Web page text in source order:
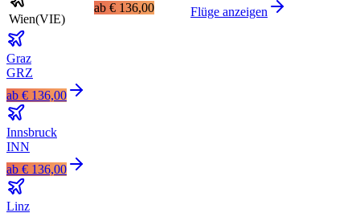
Wien(VIE)
ab € 136,00 Flüge anzeigen
Graz
GRZ
ab € 136,00
Innsbruck
INN
ab € 136,00
Linz